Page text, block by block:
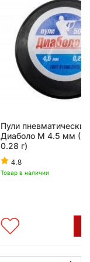
Пули
Диаболо М 4.5 мм
0.28 г)
4.8
Товар в наличии